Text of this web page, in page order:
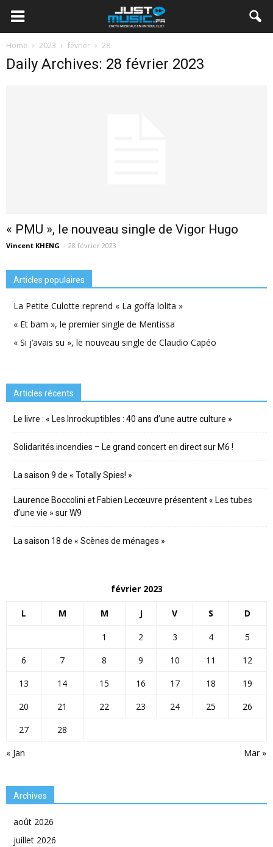
Home 2023 février 28
Daily Archives: 28 février 2023
« PMU », le nouveau single de Vigor Hugo
Vincent KHENG - 28 février 2023
Articles populaires
La Petite Culotte reprend « La goffa lolita »
« Et bam », le premier single de Mentissa
« Si j’avais su », le nouveau single de Claudio Capéo
Articles récents
Le livre : « Les Inrockuptibles : 40 ans d’une autre culture »
Solidarités incendies – Le grand concert en direct sur M6 !
La saison 9 de « Totally Spies! »
Laurence Boccolini et Fabien Lecœuvre présentent « Les tubes
d’une vie » sur W9
La saison 18 de « Scènes de ménages »
février 2023
L M M J V S D
« Jan Mar »
1 2 3 4
5
6
7 8 9 10 11
12
13
14 15 16 17 18
19
20
21 22 23 24 25
26
27
28
Archives
août 2026
juillet 2026